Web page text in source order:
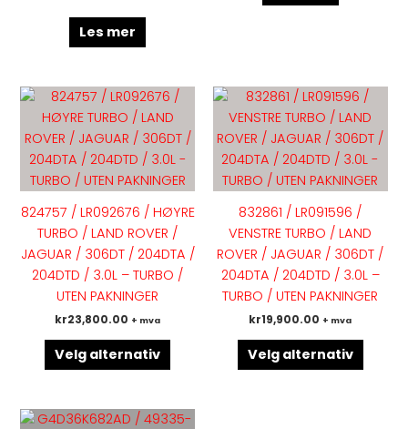
Les mer
824757 / LR092676 / HØYRE
TURBO / LAND ROVER /
JAGUAR / 306DT / 204DTA /
204DTD / 3.0L – TURBO /
UTEN PAKNINGER
kr23,800.00 + mva
Velg alternativ
Dette
produktet
har
flere
varianter.
kan
velges
på
produktsiden
832861 / LR091596 /
VENSTRE TURBO / LAND
ROVER / JAGUAR / 306DT /
204DTA / 204DTD / 3.0L –
TURBO / UTEN PAKNINGER
kr19,900.00 + mva
Velg alternativ
Dette
har
flere
velges
på
Dette